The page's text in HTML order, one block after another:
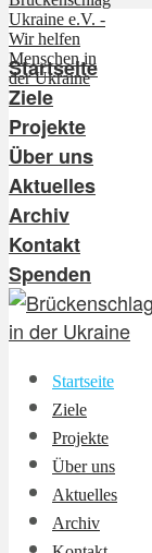
Startseite
Ziele
Projekte
Über uns
Aktuelles
Archiv
Kontakt
Spenden
Startseite
Ziele
Projekte
Über uns
Aktuelles
Archiv